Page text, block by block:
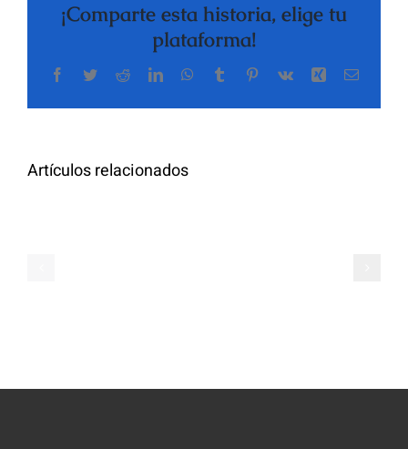
¡Comparte esta historia, elige tu
plataforma!
Facebook
TwitterRedditLinkedInWhatsApp
TumblrPinterest
Vk Xing Correo
Artículos relacionados
signals
you
and